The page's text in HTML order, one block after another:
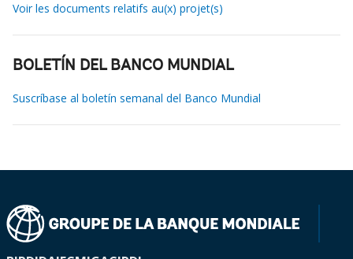
Voir les documents relatifs au(x) projet(s)
BOLETÍN DEL BANCO MUNDIAL
Suscríbase al boletín semanal del Banco Mundial